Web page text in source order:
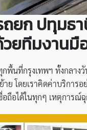
ถยก ปทุม
ยทีมงาน
พื้นที่กรุงเทพฯ ทั้งกลาง
โดยเราคิดค่าบริการ
อได้ในทุกๆ เหตุการณ์ฉุ